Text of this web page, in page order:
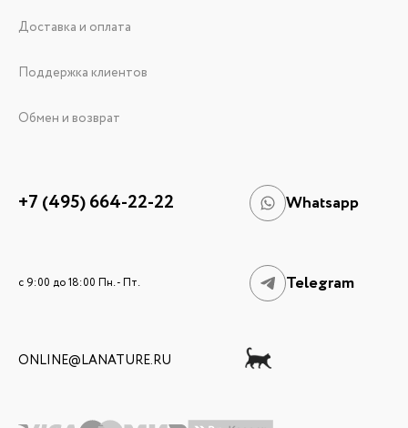
Доставка и оплата
Поддержка клиентов
Обмен и возврат
+7 (495) 664-22-22 Whatsapp
c 9:00 до 18:00 Пн. - Пт. Telegram
ONLINE@LANATURE.RU